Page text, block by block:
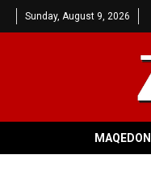
Sunday, August 9, 2026
MAQEDONI